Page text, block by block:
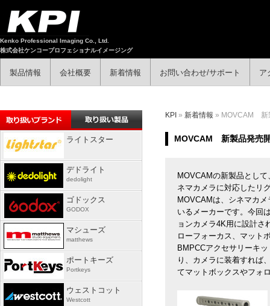
Kenko Professional Imaging Co., Ltd.
株式会社ケンコープロフェショナルイメージング
製品情報 会社概要 新着情報 お問い合わせ/サポート ア
KPI » 新着情報 » MOVCAM 新
MOVCAM 新製品発売
MOVCAMの新製品とし
ネマカメラに対応したリ
MOVCAMは、シネマカ
いるメーカーです。今回
ョンカメラ4K用に設計さ
ローフォーカス、マット
BMPCCアクセサリーキ
り、カメラに装着すれば
てマットボックスやフォ
ライトスター
デドライト
dedolight
ゴドックス
GODOX
マシューズ
matthews
ポートキーズ
Portkeys
ウェストコット
Westcott